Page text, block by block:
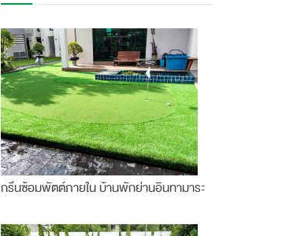
กรีนซ้อมพัตต์ภายใน บ้านพักย่านอินทามาระ